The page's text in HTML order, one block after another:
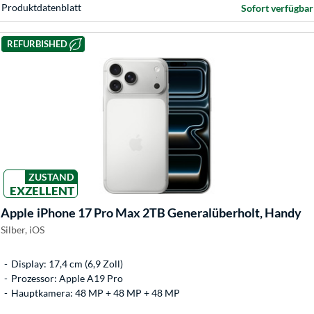
Produkt­datenblatt Sofort verfügbar
REFURBISHED
ZUSTAND
EXZELLENT
Apple iPhone 17 Pro Max 2TB Generalüberholt, Handy
Silber, iOS
Display: 17,4 cm (6,9 Zoll)
Prozessor: Apple A19 Pro
Hauptkamera: 48 MP + 48 MP + 48 MP